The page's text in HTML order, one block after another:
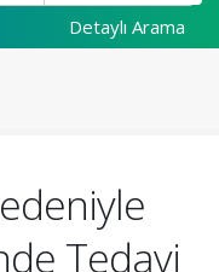
Detaylı Arama
Tedavi